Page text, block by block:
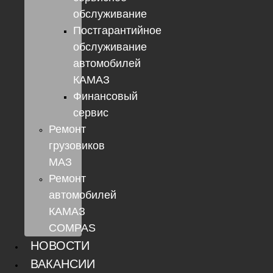
обслуживание
Постгарантийное
обслуживание
автомобилей
КАМАЗ
Финансовый
сервис
Ремонт
грузовиков
МАЗ
Ремонт
автомобилей
КАМАЗ
COMPAS
НОВОСТИ
ВАКАНСИИ